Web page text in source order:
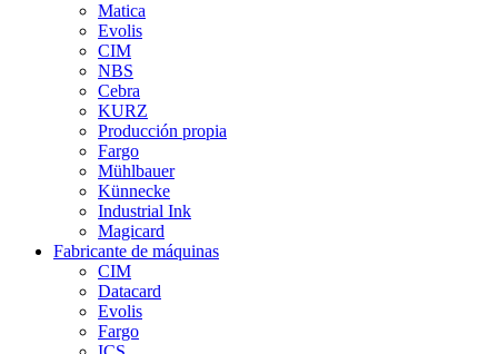
Matica
Evolis
CIM
NBS
Cebra
KURZ
Producción propia
Fargo
Mühlbauer
Künnecke
Industrial Ink
Magicard
Fabricante de máquinas
CIM
Datacard
Evolis
Fargo